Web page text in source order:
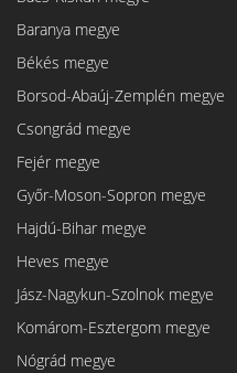
Baranya megye
Békés megye
Borsod-Abaúj-Zemplén megye
Csongrád megye
Fejér megye
Győr-Moson-Sopron megye
Hajdú-Bihar megye
Heves megye
Jász-Nagykun-Szolnok megye
Komárom-Esztergom megye
Nógrád megye